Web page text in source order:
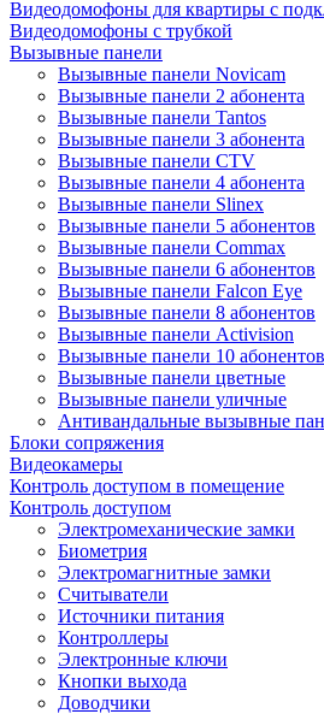
Видеодомофоны для квартиры с
Видеодомофоны с трубкой
Вызывные панели
Вызывные панели Novicam
Вызывные панели 2 абонента
Вызывные панели Tantos
Вызывные панели 3 абонента
Вызывные панели CTV
Вызывные панели 4 абонента
Вызывные панели Slinex
Вызывные панели 5 абонентов
Вызывные панели Commax
Вызывные панели 6 абонентов
Вызывные панели Falcon Eye
Вызывные панели 8 абонентов
Вызывные панели Activision
Вызывные панели 10 абонентов
Вызывные панели цветные
Вызывные панели уличные
Антивандальные вызывные
Блоки сопряжения
Видеокамеры
Контроль доступом в помещение
Контроль доступом
Электромеханические замки
Биометрия
Электромагнитные замки
Считыватели
Источники питания
Контроллеры
Электронные ключи
Кнопки выхода
Доводчики